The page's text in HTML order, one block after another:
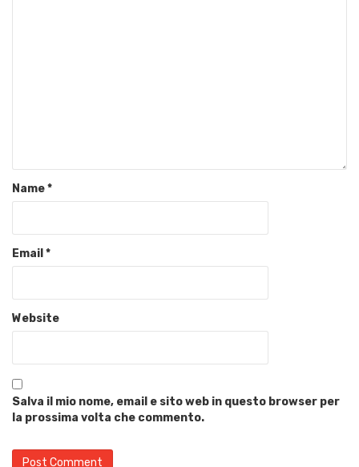
Name*
Email *
Website
Salva il mio nome, email e sito web in questo browser per
la prossima volta che commento.